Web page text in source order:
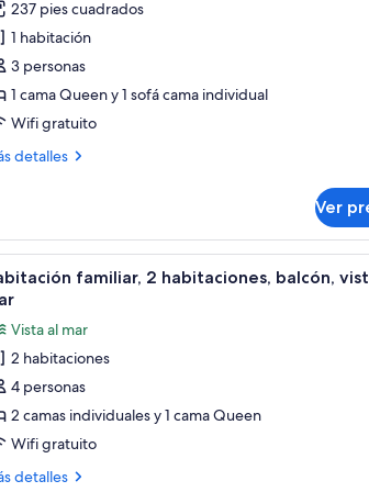
237 pies cuadrados
1 habitación
3 personas
1 cama Queen y 1 sofá cama individual
Wifi gratuito
detalles
Ver
con silla, ventana con cortinas y radiador.Una habitación de hotel
5
familiar, 2 habitaciones, balcón,
Vista al mar
2 habitaciones
4 personas
2 camas individuales y 1 cama Queen
Wifi gratuito
detalles